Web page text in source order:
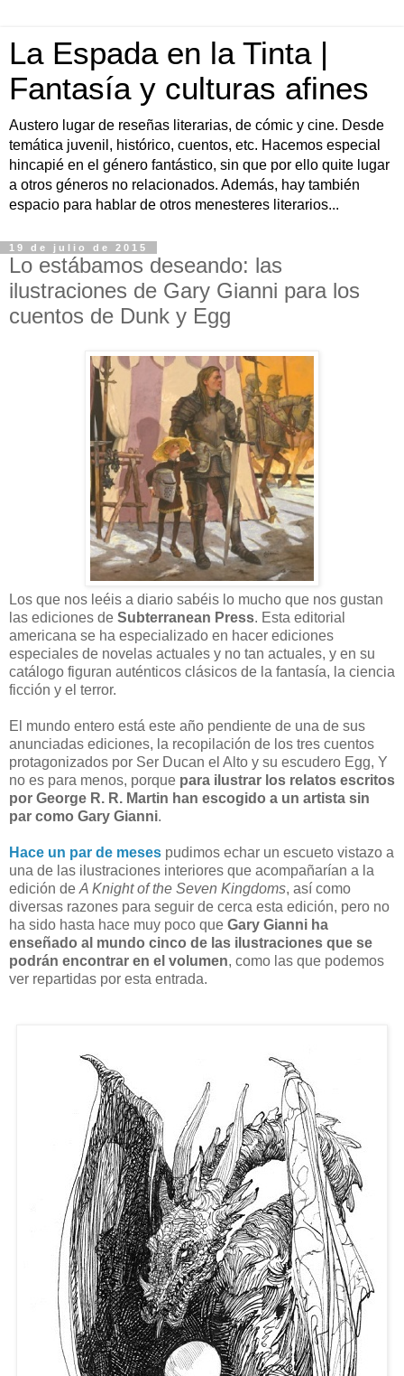
La Espada en la Tinta |
Fantasía y culturas afines
Austero lugar de reseñas literarias, de cómic y cine. Desde
temática juvenil, histórico, cuentos, etc. Hacemos especial
hincapié en el género fantástico, sin que por ello quite lugar
a otros géneros no relacionados. Además, hay también
espacio para hablar de otros menesteres literarios...
19 de julio de 2015
Lo estábamos deseando: las
ilustraciones de Gary Gianni para los
cuentos de Dunk y Egg
Los que nos leéis a diario sabéis lo mucho que nos gustan
las ediciones de Subterranean Press. Esta editorial
americana se ha especializado en hacer ediciones
especiales de novelas actuales y no tan actuales, y en su
catálogo figuran auténticos clásicos de la fantasía, la ciencia
ficción y el terror.
El mundo entero está este año pendiente de una de sus
anunciadas ediciones, la recopilación de los tres cuentos
protagonizados por Ser Ducan el Alto y su escudero Egg, Y
no es para menos, porque para ilustrar los relatos escritos
por George R. R. Martin han escogido a un artista sin
par como Gary Gianni.
Hace un par de meses pudimos echar un escueto vistazo a
una de las ilustraciones interiores que acompañarían a la
edición de A Knight of the Seven Kingdoms, así como
diversas razones para seguir de cerca esta edición, pero no
ha sido hasta hace muy poco que Gary Gianni ha
enseñado al mundo cinco de las ilustraciones que se
podrán encontrar en el volumen, como las que podemos
ver repartidas por esta entrada.